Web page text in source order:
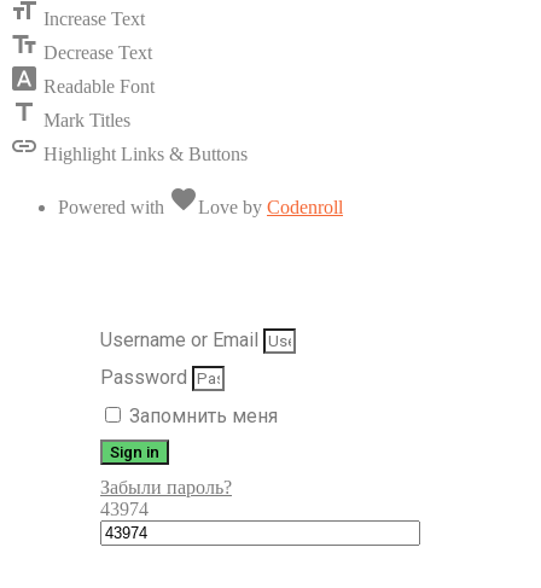
format_size Increase Text
text_fields Decrease Text
font_download Readable Font
title Mark Titles
link Highlight Links & Buttons
Powered with favoriteLove by Codenroll
Username or Email
Password
Запомнить меня
Sign in
Забыли пароль?
43974